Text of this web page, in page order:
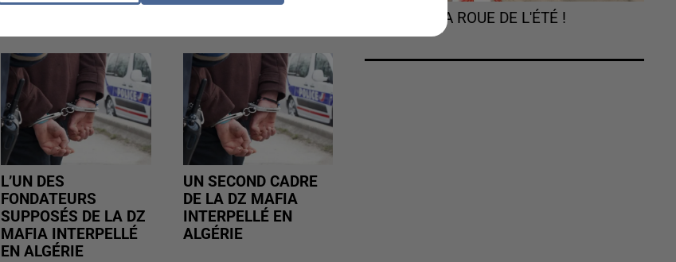
L’UN DES
FONDATEURS
SUPPOSÉS DE LA DZ
MAFIA INTERPELLÉ
EN ALGÉRIE
UN SECOND CADRE
DE LA DZ MAFIA
INTERPELLÉ EN
ALGÉRIE
TOURNEZ LA ROUE DE L'ÉTÉ !